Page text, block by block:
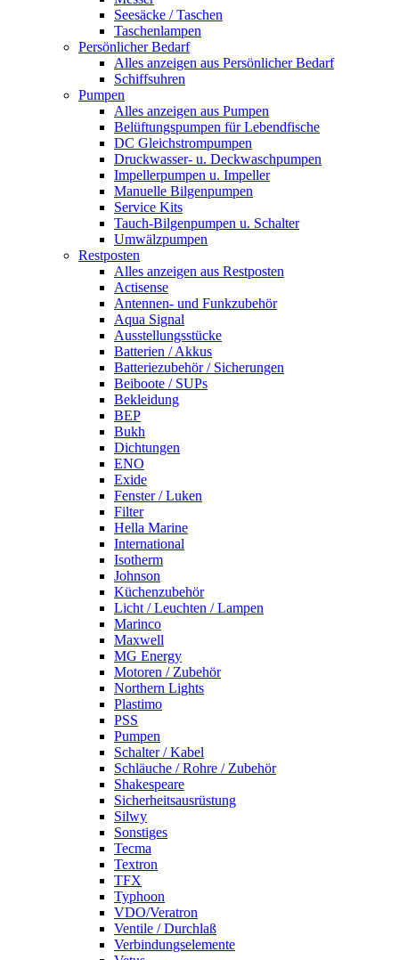
Seesäcke / Taschen
Taschenlampen
Persönlicher Bedarf
Alles anzeigen aus Persönlicher Bedarf
Schiffsuhren
Pumpen
Alles anzeigen aus Pumpen
Belüftungspumpen für Lebendfische
DC Gleichstrompumpen
Druckwasser- u. Deckwaschpumpen
Impellerpumpen u. Impeller
Manuelle Bilgenpumpen
Service Kits
Tauch-Bilgenpumpen u. Schalter
Umwälzpumpen
Restposten
Alles anzeigen aus Restposten
Actisense
Antennen- und Funkzubehör
Aqua Signal
Ausstellungsstücke
Batterien / Akkus
Batteriezubehör / Sicherungen
Beiboote / SUPs
Bekleidung
BEP
Bukh
Dichtungen
ENO
Exide
Fenster / Luken
Filter
Hella Marine
International
Isotherm
Johnson
Küchenzubehör
Licht / Leuchten / Lampen
Marinco
Maxwell
MG Energy
Motoren / Zubehör
Northern Lights
Plastimo
PSS
Pumpen
Schalter / Kabel
Schläuche / Rohre / Zubehör
Shakespeare
Sicherheitsausrüstung
Silwy
Sonstiges
Tecma
Textron
TFX
Typhoon
VDO/Veratron
Ventile / Durchlaß
Verbindungselemente